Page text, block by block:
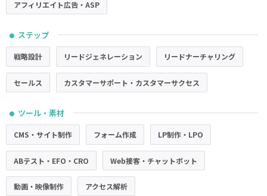
アフィリエイト広告・ASP
● ステップ
戦略設計 リードジェネレーション リードナーチャリング
セールス カスタマーサポート・カスタマーサクセス
● ツール・素材
CMS・サイト制作 フォーム作成 LP制作・LPO
ABテスト・EFO・CRO Web接客・チャットボット
動画・映像制作 アクセス解析